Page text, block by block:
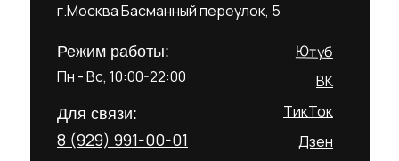
Ютуб
ВК
ТикТок
Дзен
8 (929) 991-00-01
Для связи:
г.Москва Басманный переулок, 5
Пн - Вс, 10:00-22:00
Режим работы: